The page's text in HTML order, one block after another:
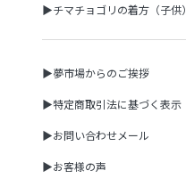
▶チマチョゴリの着方（子供）
▶夢市場からのご挨拶
▶特定商取引法に基づく表示
▶お問い合わせメール
▶お客様の声